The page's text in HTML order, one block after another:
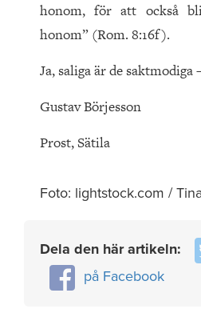
honom, för att också
honom” (Rom. 8:16f).
Ja, saliga är de saktmodiga
Gustav Börjesson
Prost, Sätila
Foto: lightstock.com /
Dela den här artikeln:
på Facebook